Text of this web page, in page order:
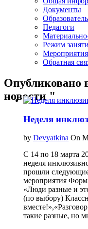
Документы
Педагоги
Режим
Мероприятия
Обратная
новости "
Неделя
by Devyatkina On
С 14 по 18 марта
неделя
прошли
мероприятия
«Люди разные и
(по выбору)
такие разные, но